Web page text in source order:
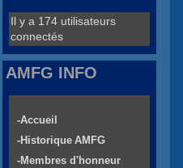
Il y a 174 utilisateurs
connectés
AMFG INFO
-Accueil
-Historique AMFG
-Membres d'honneur